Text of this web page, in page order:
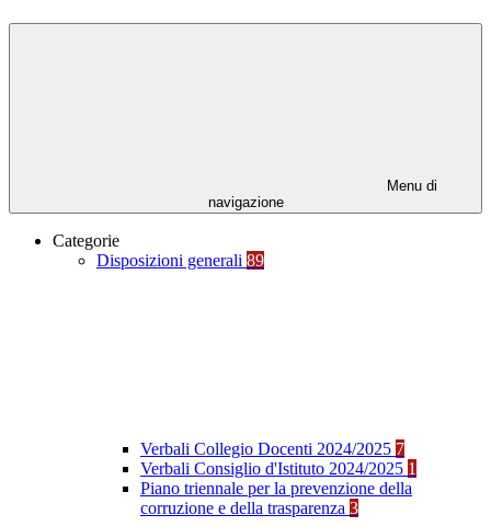
Menu di
navigazione
Categorie
Disposizioni generali 89
Verbali Collegio Docenti 2024/2025 7
Verbali Consiglio d'Istituto 2024/2025 1
Piano triennale per la prevenzione della
corruzione e della trasparenza 3